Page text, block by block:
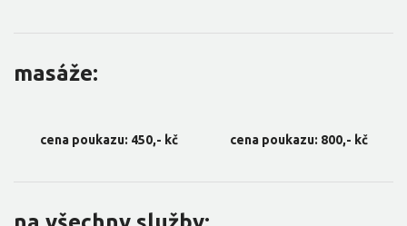
masáže:
cena poukazu: 450,- kč cena poukazu: 800,- kč